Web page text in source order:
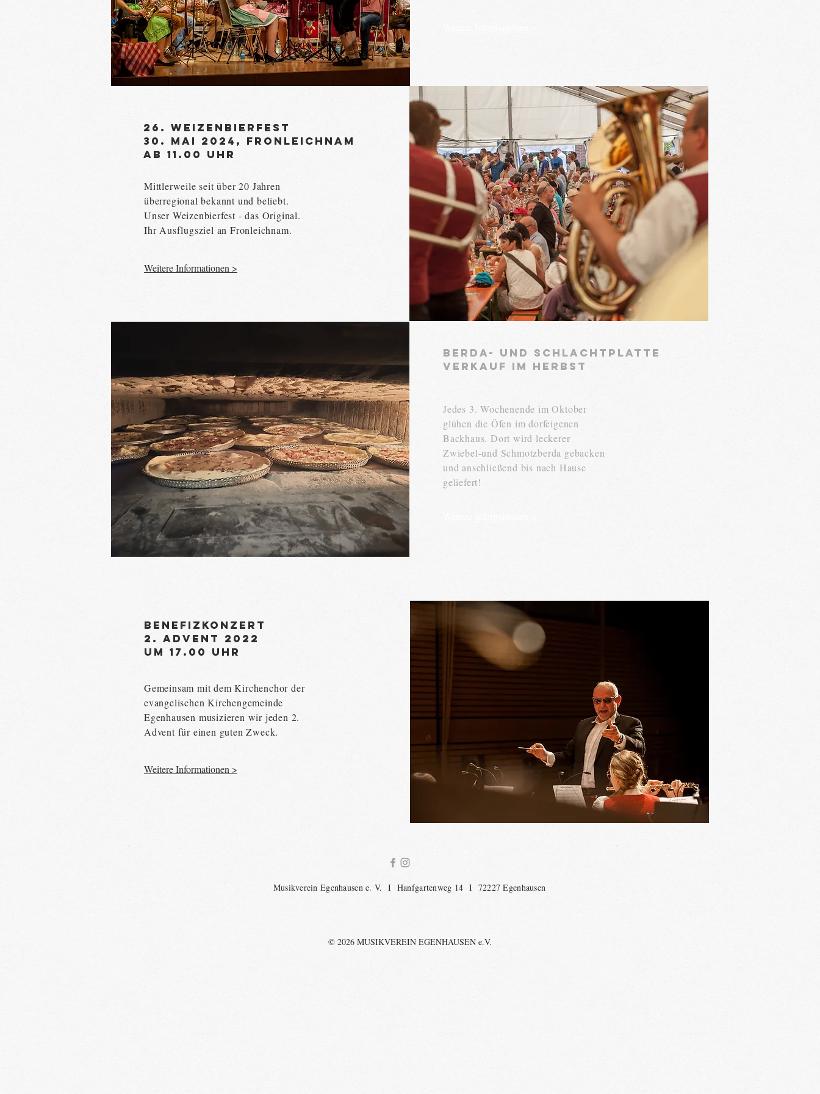
26. Weizenbierfest
30. Mai 2024, Fronleichnam
ab 11.00 Uhr
Mittlerweile seit über 20 Jahren
überregional bekannt und beliebt.
Unser Weizenbierfest - das Original.
Ihr Ausflugsziel an Fronleichnam.
Weitere Informationen >
Berda- Und Schlachtplatte
Verkauf im Herbst
Jedes 3. Wochenende im Oktober
glühen die Öfen im dorfeigenen
Backhaus. Dort wird leckerer
Zwiebel-und Schmotzberda gebacken
und anschließend bis nach Hause
geliefert!
Benefizkonzert
2. Advent 2022
um 17.00 Uhr
Gemeinsam mit dem Kirchenchor der
evangelischen Kirchengemeinde
Egenhausen musizieren wir jeden 2.
Advent für einen guten Zweck.
Weitere Informationen >
Musikverein Egenhausen e. V. I Hanfgartenweg 14 I 72227 Egenhausen
© 2026 MUSIKVEREIN EGENHAUSEN e.V.